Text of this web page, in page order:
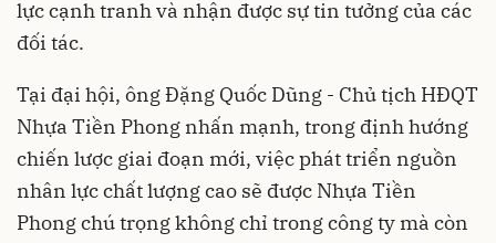
lực cạnh tranh và nhận được sự tin tưởng của các
đối tác.
Tại đại hội, ông Đặng Quốc Dũng - Chủ tịch HĐQT
Nhựa Tiền Phong nhấn mạnh, trong định hướng
chiến lược giai đoạn mới, việc phát triển nguồn
nhân lực chất lượng cao sẽ được Nhựa Tiền
Phong chú trọng không chỉ trong công ty mà còn